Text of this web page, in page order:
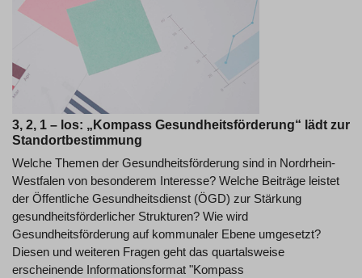
3, 2, 1 – los: „Kompass Gesundheitsförderung“ lädt zur
Standortbestimmung
Welche Themen der Gesundheitsförderung sind in Nordrhein-
Westfalen von besonderem Interesse? Welche Beiträge leistet
der Öffentliche Gesundheitsdienst (ÖGD) zur Stärkung
gesundheitsförderlicher Strukturen? Wie wird
Gesundheitsförderung auf kommunaler Ebene umgesetzt?
Diesen und weiteren Fragen geht das quartalsweise
erscheinende Informationsformat "Kompass